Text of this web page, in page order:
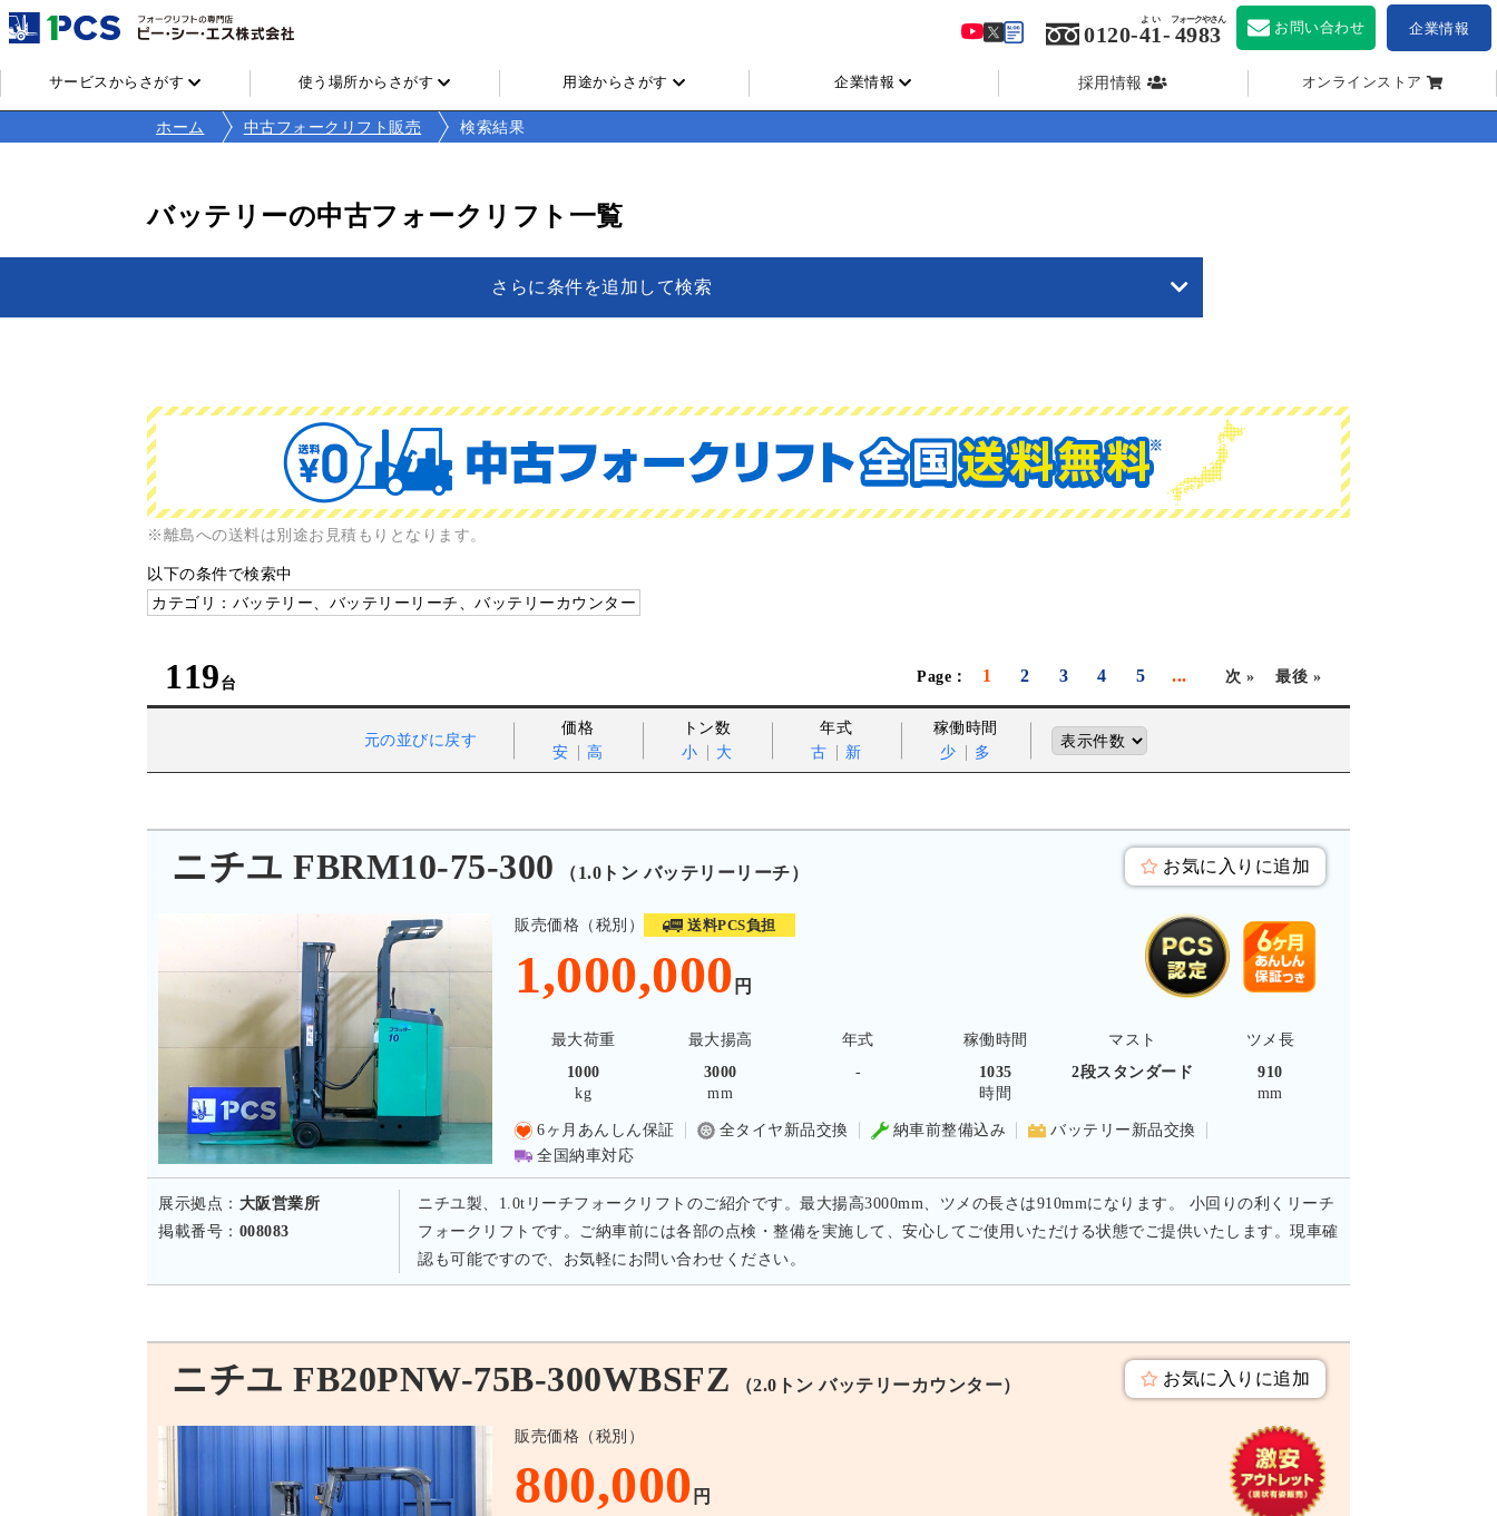
サービスからさがす 使う場所からさがす 用途からさがす 企業情報 採用情報 オンラインストア
0120-41
よい
- 4983
フォークやさん お問い合わせ 企業情報
ホーム 中古フォークリフト販売 検索結果
バッテリーの中古フォークリフト一覧
さらに条件を追加して検索
※離島への送料は別途お見積もりとなります。
以下の条件で検索中
カテゴリ：バッテリー、バッテリーリーチ、バッテリーカウンター
119 1 2 3 4 5 ... 次 » 最後 »
元の並びに戻す
価格
安
高
トン数
小
大
年式
古
新
稼働時間
少
多
ニチユ FBRM10-75-300 （1.0トン バッテリーリーチ） お気に入りに追加
販売価格（税別） 送料PCS負担
1,000,000 円
最大荷重 最大揚高 年式 稼働時間 マスト
ツメ長
1000
kg
3000
mm
-
1035
時間
2段スタンダード
910
mm
6ヶ月あんしん保証 全タイヤ新品交換 納車前整備込み
バッテリー新品交換
全国納車対応
展示拠点： 大阪営業所
掲載番号： 008083
ニチユ製、1.0tリーチフォークリフトのご紹介です。最大揚高3000mm、ツメの長さは910mmになります。 小回りの利くリーチ
フォークリフトです。ご納車前には各部の点検・整備を実施して、安心してご使用いただける状態でご提供いたします。現車確
認も可能ですので、お気軽にお問い合わせください。
ニチユ FB20PNW-75B-300WBSFZ （2.0トン バッテリーカウンター） お気に入りに追加
販売価格（税別）
800,000 円